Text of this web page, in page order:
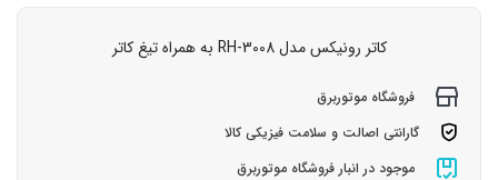
کاتر رونیکس مدل RH-3008 به همراه تیغ کاتر
فروشگاه موتوربرق
گارانتی اصالت و سلامت فیزیکی کالا
موجود در انبار فروشگاه موتوربرق